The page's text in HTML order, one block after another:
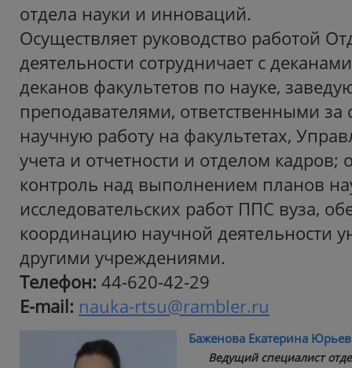
отдела науки и инноваций.
Осуществляет руководство работой
деятельности сотрудничает с
деканов факультетов по науке,
преподавателями, ответственными за
научную работу на факультетах,
учета и отчетности и отделом кадров;
контроль над выполнением планов
исследовательских работ ППС вуза,
координацию научной деятельности
другими учреждениями.
Телефон: 44-620-42-29
E-mail: nauka-rtsu@rambler.ru
Баженова Екатерина
Ведущий специалист